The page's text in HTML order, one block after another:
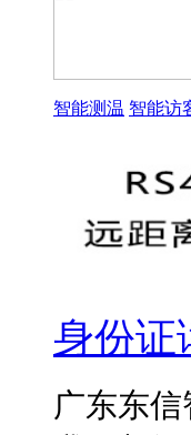
智能测温 智能访
身份证
广东东